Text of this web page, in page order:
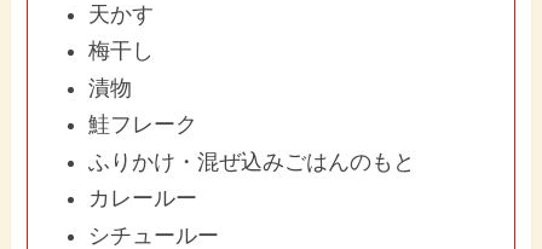
天かす
梅干し
漬物
鮭フレーク
ふりかけ・混ぜ込みごはんのもと
カレールー
シチュールー